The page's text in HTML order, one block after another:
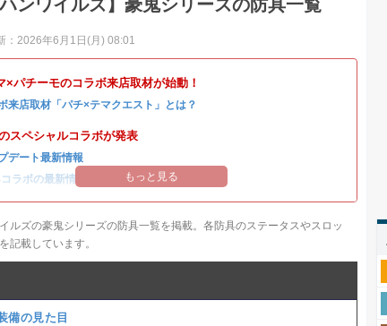
ハンワイルズ】豪鬼シリーズの防具一覧
：2026年6月1日(月) 08:01
×パチーモのコラボ来店取材が始動！
来店取材「パチ×テマクエスト」とは？
スペシャルコラボが発表
デート最新情報
ラボの最新情報 オメガ・プラネテス攻略
もっと見る
ルズの豪鬼シリーズの防具一覧を掲載。各防具のステータスやスロッ
を記載しています。
備の見た目